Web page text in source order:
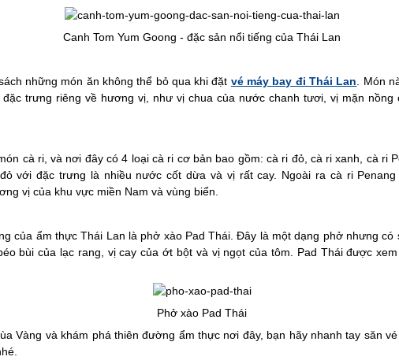
Canh Tom Yum Goong - đặc sản nổi tiếng của Thái Lan
những món ăn không thể bỏ qua khi đặt vé máy bay đi Thái Lan . Món
trưng riêng về hương vị, như vị chua của nước chanh tươi, vị mặn nồng
cà ri, và nơi đây có 4 loại cà ri cơ bản bao gồm: cà ri đỏ, cà ri xanh, cà ri
với đặc trưng là nhiều nước cốt dừa và vị rất cay. Ngoài ra cà ri
vị của khu vực miền Nam và vùng biển.
của ẩm thực Thái Lan là phở xào Pad Thái. Đây là một dạng phở nhưng có
bùi của lạc rang, vị cay của ớt bột và vị ngọt của tôm. Pad Thái được
Phở xào Pad Thái
Vàng và khám phá thiên đường ẩm thực nơi đây, bạn hãy nhanh tay săn